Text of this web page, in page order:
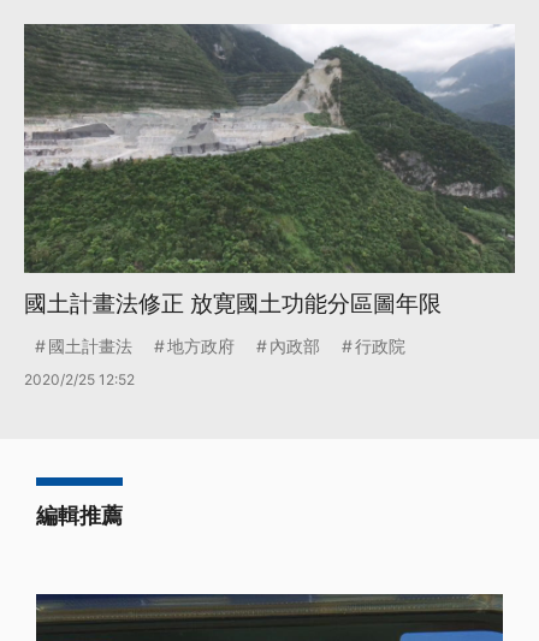
國土計畫法修正 放寛國土功能分區圖年限
國土計畫法 地方政府 內政部 行政院
2020/2/25 12:52
編輯推薦